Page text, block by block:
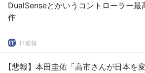
DualSenseとかいうコントローラー最
作
IT速報
【悲報】本田圭佑「高市さんが日本を